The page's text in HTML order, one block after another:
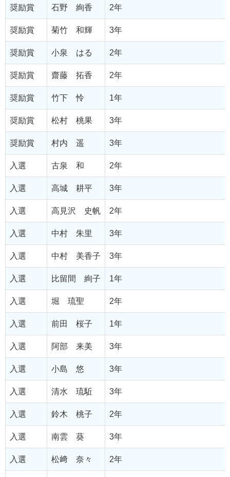
奨励賞 石野 絢香 2年
奨励賞 菊竹 和輝 3年
奨励賞 小泉 はる 2年
奨励賞 齋藤 拓香 2年
奨励賞 竹下 怜 1年
奨励賞 松村 桃果 3年
奨励賞 村内 遥 3年
入選 古泉 和 2年
入選 高城 耕平 3年
入選 高見沢 史帆 2年
入選 中村 朱里 3年
入選 中村 美香子 3年
入選 比留間 絢子 1年
入選 堀 琉聖 2年
入選 前田 桜子 1年
入選 阿部 来美 3年
入選 小島 悠 3年
入選 清水 琉駈 3年
入選 鈴木 桃子 2年
入選 南雲 葵 3年
入選 松﨑 奈々 2年